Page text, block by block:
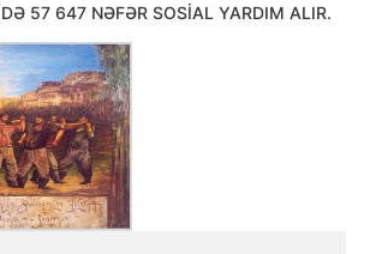
57 647 NƏFƏR SOSİAL YARDIM ALIR.